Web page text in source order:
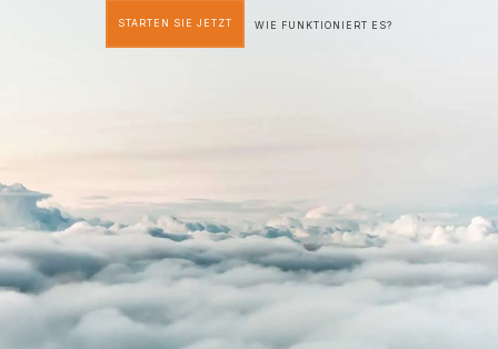
STARTEN SIE JETZT WIE FUNKTIONIERT ES?